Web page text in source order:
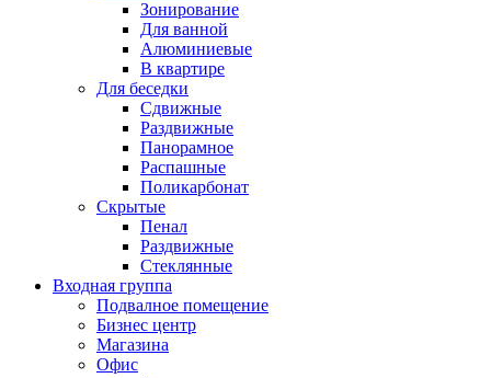
Зонирование
Для ванной
Алюминиевые
В квартире
Для беседки
Сдвижные
Раздвижные
Панорамное
Распашные
Поликарбонат
Скрытые
Пенал
Раздвижные
Стеклянные
Входная группа
Подвалное помещение
Бизнес центр
Магазина
Офис